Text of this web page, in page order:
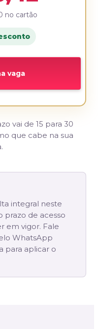
no cartão
vaga
vai de 15 para 30
que cabe na sua
integral neste
prazo de acesso
em vigor. Fale
WhatsApp
para aplicar o